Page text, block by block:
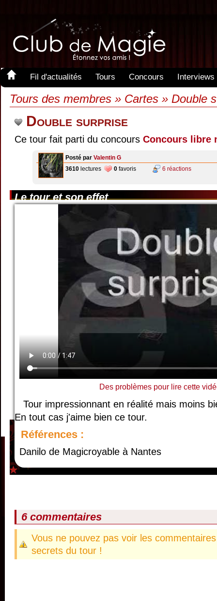
Fil d'actualités Tours Concours Interviews
Tours des membres » Cartes » Double
Double surprise
Ce tour fait parti du concours Concours libre
Posté par Valentin G
3610 lectures 0 favoris 6 réactions
Le tour et son effet
Des problèmes pour lire cette
Tour impressionnant en réalité mais moins
En tout cas j'aime bien ce tour.
Références :
Danilo de Magicroyable à Nantes
6 commentaires
Vous ne pouvez pas voir les
secrets du tour !